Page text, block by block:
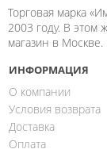
Торговая марка
2003 году. В этом
магазин в Москве.
ИНФОРМАЦИЯ
О компании
Условия возврата
Доставка
Оплата